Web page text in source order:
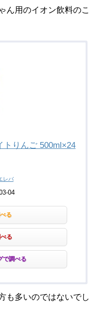
ん用のイオン飲料のこ
トりんご 500ml×24
レバ
04
る
る
で調べる
も多いのではないでし